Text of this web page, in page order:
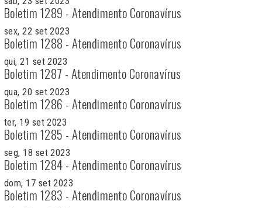
Boletim 1289 - Atendimento Coronavírus
sex, 22 set 2023
Boletim 1288 - Atendimento Coronavírus
qui, 21 set 2023
Boletim 1287 - Atendimento Coronavírus
qua, 20 set 2023
Boletim 1286 - Atendimento Coronavírus
ter, 19 set 2023
Boletim 1285 - Atendimento Coronavírus
seg, 18 set 2023
Boletim 1284 - Atendimento Coronavírus
dom, 17 set 2023
Boletim 1283 - Atendimento Coronavírus